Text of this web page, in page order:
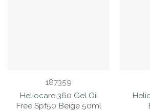
187359
Heliocare 360 Gel Oil
Free Spf50 Beige 50ml